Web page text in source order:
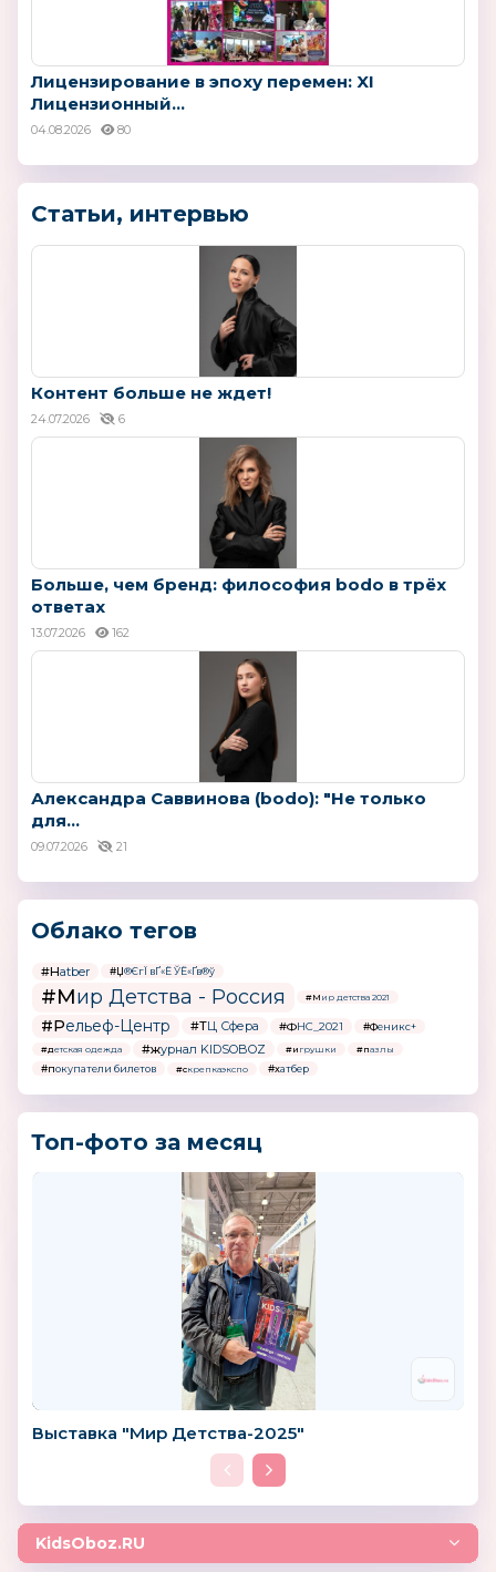
Лицензирование в эпоху перемен: XI
Лицензионный...
04.08.2026 80
Статьи, интервью
Контент больше не ждет!
24.07.2026 6
Больше, чем бренд: философия bodo в трёх
ответах
13.07.2026 162
Александра Саввинова (bodo): "Не только
для...
09.07.2026 21
Облако тегов
#Hatber #Џ®ЄгЇ вҐ«Ё ЎЁ«Ґв®ў
#Мир Детства - Россия #Мир детства 2021
#Рельеф-Центр #ТЦ Сфера #ФНС_2021 #Феникс+
#детская одежда #журнал KIDSOBOZ #игрушки #пазлы
#покупатели билетов #скрепкаэкспо #хатбер
Топ-фото за месяц
Выставка "Мир Детства-2025"
KidsOboz.RU